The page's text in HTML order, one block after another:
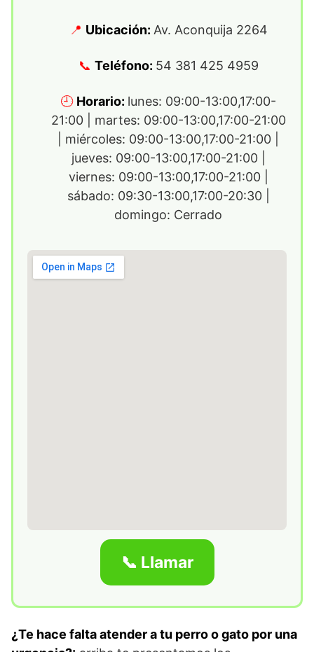
Ubicación: Av. Aconquija 2264
Teléfono: 54 381 425 4959
Horario: lunes: 09:00-13:00,17:00-
21:00 | martes: 09:00-13:00,17:00-21:00
| miércoles: 09:00-13:00,17:00-21:00 |
jueves: 09:00-13:00,17:00-21:00 |
viernes: 09:00-13:00,17:00-21:00 |
sábado: 09:30-13:00,17:00-20:30 |
domingo: Cerrado
📞 Llamar
¿Te hace falta atender a tu perro o gato por una